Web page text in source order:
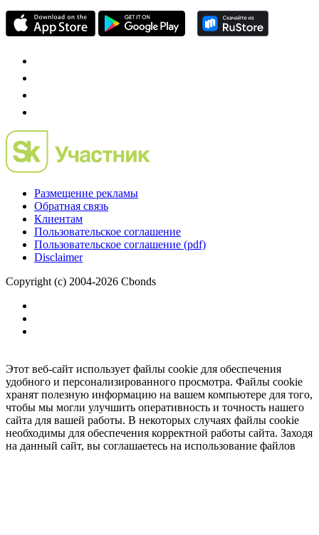
Размещение рекламы
Обратная связь
Клиентам
Пользовательское соглашение
Пользовательское соглашение (pdf)
Disclaimer
Copyright (c) 2004-2026 Cbonds
Этот веб-сайт использует файлы cookie для обеспечения
удобного и персонализированного просмотра. Файлы cookie
хранят полезную информацию на вашем компьютере для того,
чтобы мы могли улучшить оперативность и точность нашего
сайта для вашей работы. В некоторых случаях файлы cookie
необходимы для обеспечения корректной работы сайта. Заходя
на данный сайт, вы соглашаетесь на использование файлов